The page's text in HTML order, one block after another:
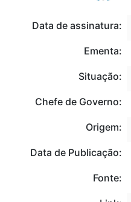
Data de assinatura:
Ementa:
Situação:
Chefe de Governo:
Origem:
Data de Publicação:
Fonte: